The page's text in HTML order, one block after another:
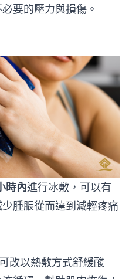
要的壓力與損傷。
時內進行冰敷，可以有
腫脹從而達到減輕疼痛
可改以熱敷方式舒緩酸